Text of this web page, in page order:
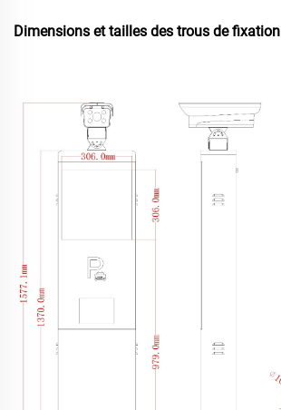
Dimensions et tailles des trous de fixation